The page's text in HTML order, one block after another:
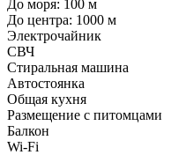
До моря: 100 м
До центра: 1000 м
Электрочайник
СВЧ
Стиральная машина
Автостоянка
Общая кухня
Размещение с питомцами
Балкон
Wi-Fi